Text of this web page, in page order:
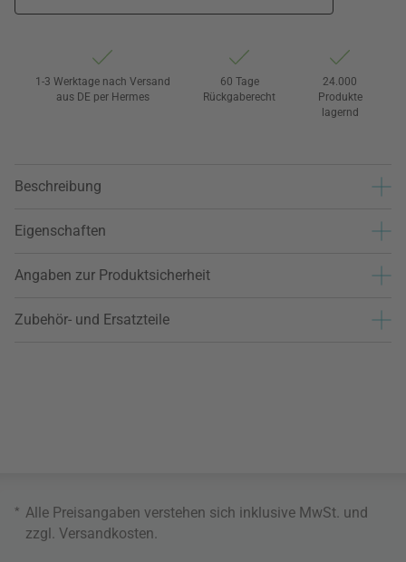
1-3 Werktage nach Versand
aus DE per Hermes
60 Tage
Rückgaberecht
24.000
Produkte
lagernd
Beschreibung
Eigenschaften
Angaben zur Produktsicherheit
Zubehör- und Ersatzteile
* Alle Preisangaben verstehen sich inklusive MwSt. und
zzgl. Versandkosten